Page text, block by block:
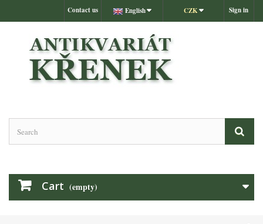
Sign in
CZK
English
Contact us
Cart (empty)